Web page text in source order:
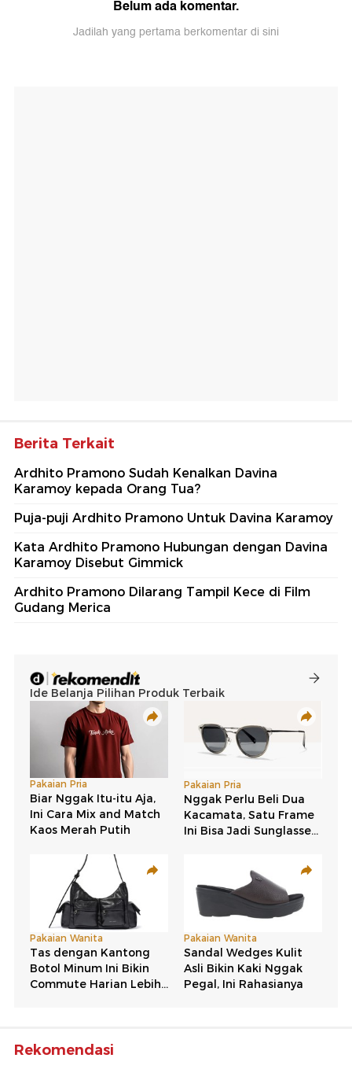
Belum ada komentar.
Jadilah yang pertama berkomentar di sini
Berita Terkait
Ardhito Pramono Sudah Kenalkan Davina
Karamoy kepada Orang Tua?
Puja-puji Ardhito Pramono Untuk Davina Karamoy
Kata Ardhito Pramono Hubungan dengan Davina
Karamoy Disebut Gimmick
Ardhito Pramono Dilarang Tampil Kece di Film
Gudang Merica
Rekomendasi